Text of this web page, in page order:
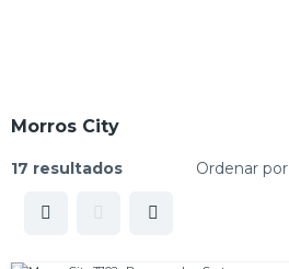
Morros City
17 resultados Ordenar por